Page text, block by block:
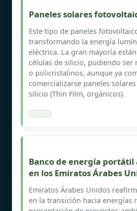
Paneles solares
Este tipo de paneles
transformando la energía
eléctrica. La gran mayoría
células de silicio, pudiendo ser
o policristalinos, aunque ya
comercializarse paneles
silicio (Thin Film, orgánicos).
Banco de energía portátil
en los Emiratos Árabes
Emiratos Árabes Unidos
en la transición hacia energías